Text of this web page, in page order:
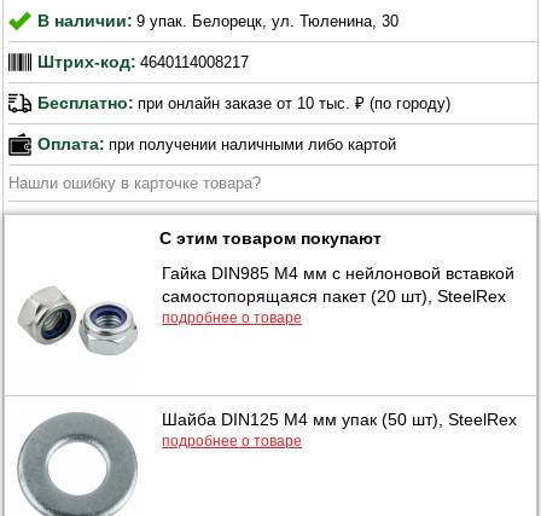
В наличии: 9 упак. Белорецк, ул. Тюленина, 30
Штрих-код: 4640114008217
Бесплатно: при онлайн заказе от 10 тыс. ₽ (по городу)
Оплата: при получении наличными либо картой
Нашли ошибку в карточке товара?
С этим товаром покупают
Гайка DIN985 М4 мм с нейлоновой вставкой
самостопорящаяся пакет (20 шт), SteelRex
подробнее о товаре
Шайба DIN125 М4 мм упак (50 шт), SteelRex
подробнее о товаре